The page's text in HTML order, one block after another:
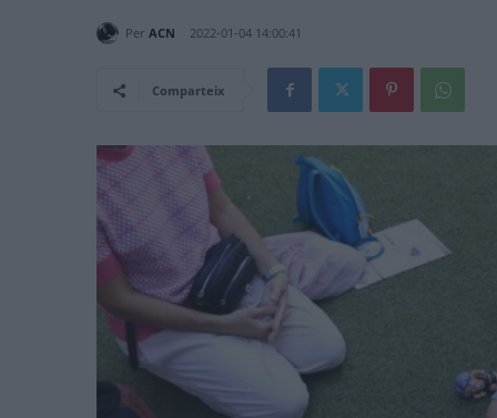
Per ACN 2022-01-04 14:00:41
Comparteix